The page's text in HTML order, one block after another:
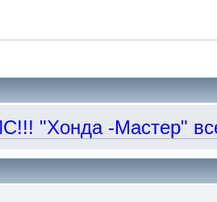
"Хонда -Мастер" все